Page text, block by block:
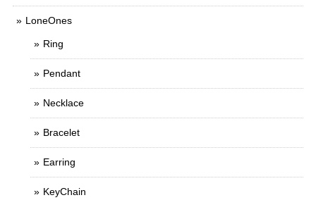
LoneOnes
Ring
Pendant
Necklace
Bracelet
Earring
KeyChain